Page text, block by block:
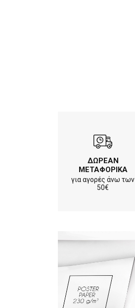
ΔΩΡΕΑΝ
ΜΕΤΑΦΟΡΙΚΑ
για αγορές άνω των
50€